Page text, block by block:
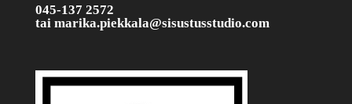
045-137 2572
tai marika.piekkala@sisustusstudio.com